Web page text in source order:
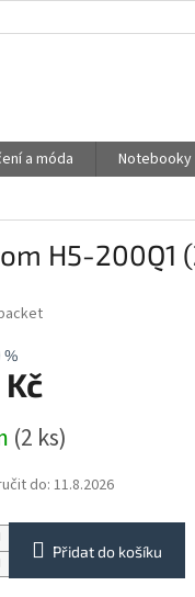
ÚDAJŮ
a móda Notebooky
H5-200Q1
%
(2 ks)
do: 11.8.2026
Přidat do košíku